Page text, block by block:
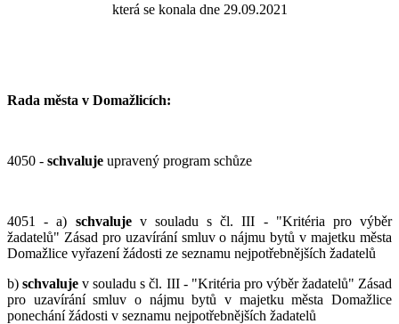
která se konala dne 29.09.2021
Rada města v Domažlicích:
4050 - schvaluje upravený program schůze
4051 - a) schvaluje v souladu s čl. III - "Kritéria pro výběr
žadatelů" Zásad pro uzavírání smluv o nájmu bytů v majetku města
Domažlice vyřazení žádosti ze seznamu nejpotřebnějších žadatelů
b)schvalujev souladu s čl. III - "Kritéria pro výběr žadatelů" Zásad
pro uzavírání smluv o nájmu bytů v majetku města Domažlice
ponechání žádosti v seznamu nejpotřebnějších žadatelů